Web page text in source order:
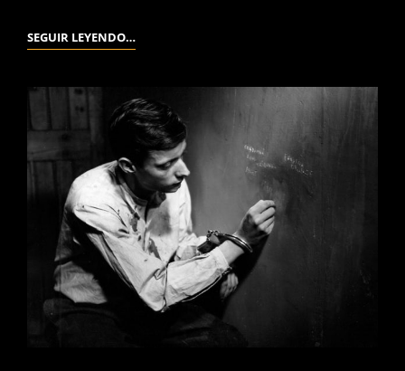
SEGUIR LEYENDO…LAS
BOSQUE
DE
BOLONIA.
(ROBERT
BRESSON,
1945).